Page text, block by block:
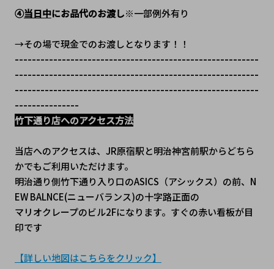
④当日中にお品代のお渡し※一部例外有り
→その場で現金でのお渡しとなります！！
---------------------------------------------------------
---------------------------------------------------------
---------------------------------------------------------
---------------
竹下通り店へのアクセス方法
当店へのアクセスは、JR原宿駅と明治神宮前駅からどちら
かでもご利用いただけます。
明治通り側竹下通り入り口のASICS（アシックス）の前、N
EW BALNCE(ニューバランス)の十字路正面の
マリオクレープのビル2Fになります。すぐの赤い看板が目
印です
【詳しい地図はこちらをクリック】